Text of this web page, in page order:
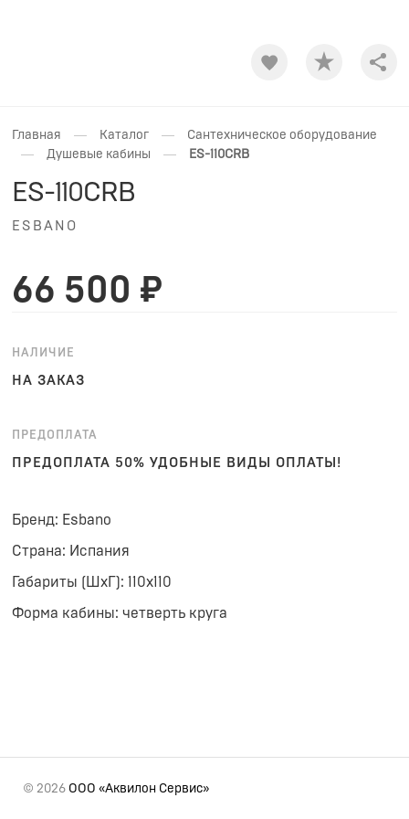
Главная — Каталог — Сантехническое оборудование
— Душевые кабины — ES-110CRB
ES-110CRB
ESBANO
66 500 ₽
НАЛИЧИЕ
НА ЗАКАЗ
ПРЕДОПЛАТА
ПРЕДОПЛАТА 50% УДОБНЫЕ ВИДЫ ОПЛАТЫ!
Бренд: Esbano
Страна: Испания
Габариты (ШхГ): 110x110
Форма кабины: четверть круга
© 2026 ООО «Аквилон Сервис»